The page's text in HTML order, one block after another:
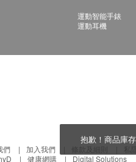
運動智能手錶
運動耳機
們 加入我們 條款及細則 私
健康網購 Digital Solutions
抱歉！商品庫